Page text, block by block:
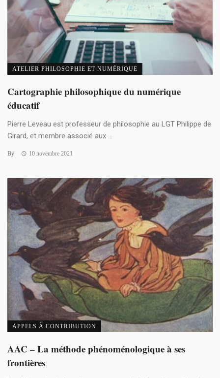
ATELIER PHILOSOPHIE ET NUMÉRIQUE
Cartographie philosophique du numérique
éducatif
Pierre Leveau est professeur de philosophie au LGT Philippe de
Girard, et membre associé aux ...
By 10 novembre 2021
APPELS À CONTRIBUTION
AAC – La méthode phénoménologique à ses
frontières